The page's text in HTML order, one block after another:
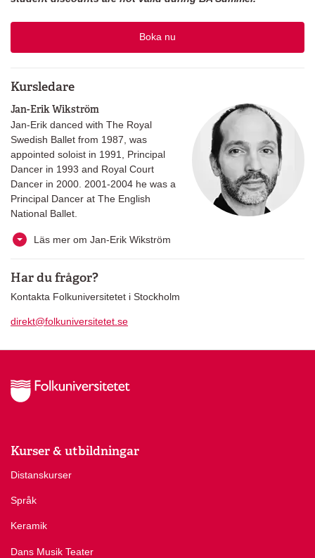
Boka nu
Kursledare
Jan-Erik Wikström
Jan-Erik danced with The Royal
Swedish Ballet from 1987, was
appointed soloist in 1991, Principal
Dancer in 1993 and Royal Court
Dancer in 2000. 2001-2004 he was a
Principal Dancer at The English
National Ballet.
Läs mer om Jan-Erik Wikström
Har du frågor?
Kontakta Folkuniversitetet i Stockholm
direkt@folkuniversitetet.se
Kurser & utbildningar
Distanskurser
Språk
Keramik
Dans Musik Teater